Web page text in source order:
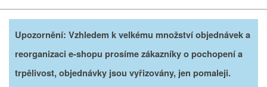
Upozornění: Vzhledem k velkému množství objednávek a
reorganizaci e-shopu prosíme zákazníky o pochopení a
trpělivost, objednávky jsou vyřizovány, jen pomaleji.